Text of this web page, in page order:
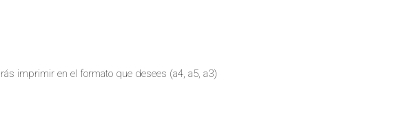
imprimir en el formato que desees (a4, a5, a3)